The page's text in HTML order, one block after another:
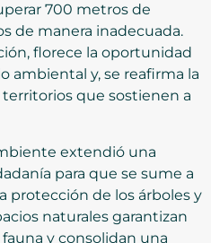
700 metros de
de manera inadecuada.
florece la oportunidad
ambiental y, se reafirma la
que sostienen a
extendió una
para que se sume a
protección de los árboles y
naturales garantizan
y consolidan una